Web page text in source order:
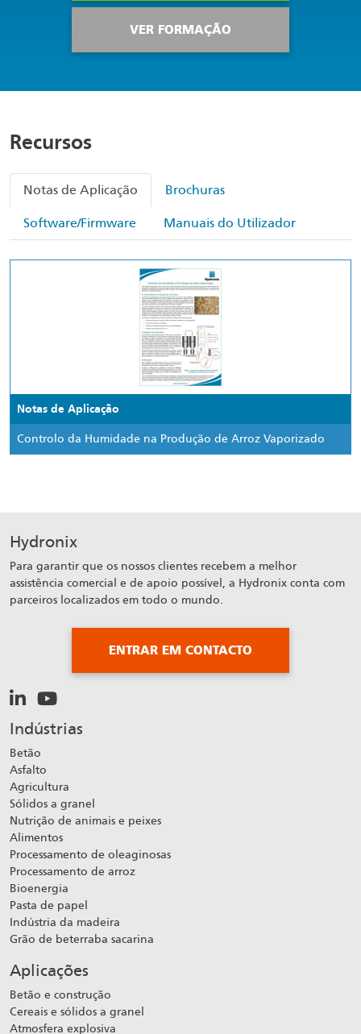
VER FORMAÇÃO
Recursos
Notas de Aplicação Brochuras
Software/Firmware Manuais do Utilizador
Notas de Aplicação
Controlo da Humidade na Produção de Arroz Vaporizado
Hydronix
Para garantir que os nossos clientes recebem a melhor
assistência comercial e de apoio possível, a Hydronix conta com
parceiros localizados em todo o mundo.
ENTRAR EM CONTACTO
Indústrias
Betão
Asfalto
Agricultura
Sólidos a granel
Nutrição de animais e peixes
Alimentos
Processamento de oleaginosas
Processamento de arroz
Bioenergia
Pasta de papel
Indústria da madeira
Grão de beterraba sacarina
Aplicações
Betão e construção
Cereais e sólidos a granel
Atmosfera explosiva